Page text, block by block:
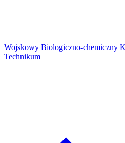
Wojskowy Biologiczno-chemiczny
Technikum